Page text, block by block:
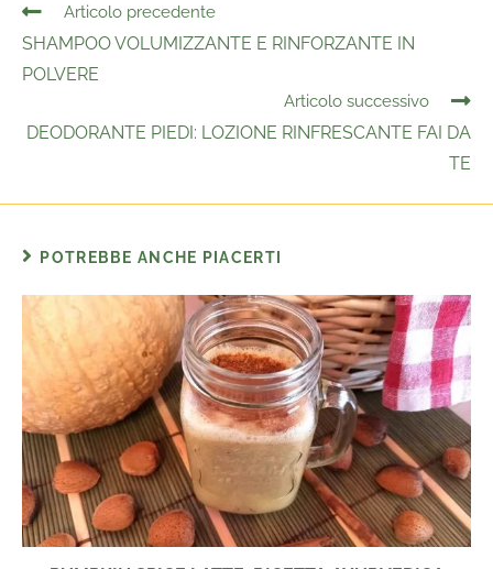
Articolo precedente
SHAMPOO VOLUMIZZANTE E RINFORZANTE IN
POLVERE
Articolo successivo
DEODORANTE PIEDI: LOZIONE RINFRESCANTE FAI DA
TE
POTREBBE ANCHE PIACERTI